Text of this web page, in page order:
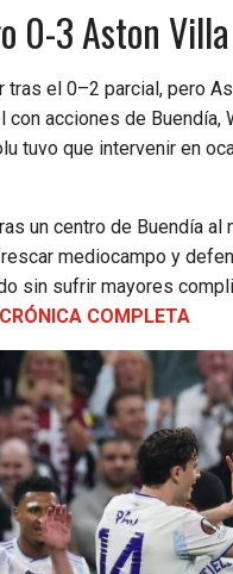
0-3 Aston Villa
el 0–2 parcial, pero
acciones de Buendía,
tuvo que intervenir en
un centro de Buendía al
mediocampo y
sin sufrir mayores
COMPLETA